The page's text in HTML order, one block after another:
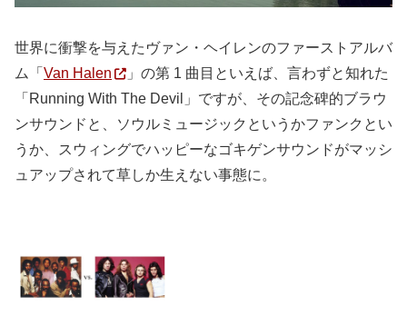
世界に衝撃を与えたヴァン・ヘイレンのファーストアルバ
ム「 Van Halen
」の第 1 曲目といえば、言わずと知れた
「Running With The Devil」ですが、その記念碑的ブラウ
ンサウンドと、ソウルミュージックというかファンクとい
うか、スウィングでハッピーなゴキゲンサウンドがマッシ
ュアップされて草しか生えない事態に。